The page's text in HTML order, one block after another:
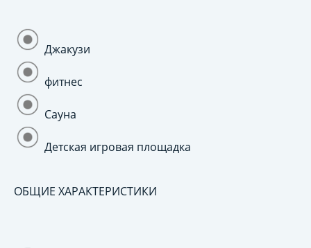
Джакузи
фитнес
Сауна
Детская игровая площадка
ОБЩИЕ ХАРАКТЕРИСТИКИ